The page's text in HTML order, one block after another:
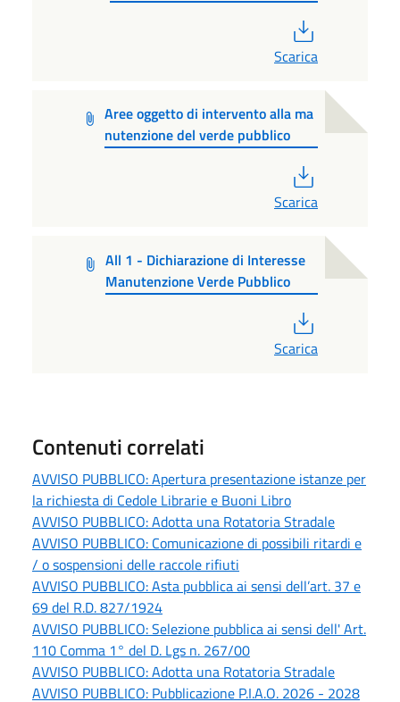
Scarica
Aree oggetto di intervento alla ma
nutenzione del verde pubblico
Scarica
All 1 - Dichiarazione di Interesse
Manutenzione Verde Pubblico
Scarica
Contenuti correlati
AVVISO PUBBLICO: Apertura presentazione istanze per
la richiesta di Cedole Librarie e Buoni Libro
AVVISO PUBBLICO: Adotta una Rotatoria Stradale
AVVISO PUBBLICO: Comunicazione di possibili ritardi e
/ o sospensioni delle raccole rifiuti
AVVISO PUBBLICO: Asta pubblica ai sensi dell’art. 37 e
69 del R.D. 827/1924
AVVISO PUBBLICO: Selezione pubblica ai sensi dell' Art.
110 Comma 1° del D. Lgs n. 267/00
AVVISO PUBBLICO: Adotta una Rotatoria Stradale
AVVISO PUBBLICO: Pubblicazione P.I.A.O. 2026 - 2028